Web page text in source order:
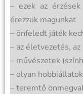
– ezek az
érezzük magunkat
– önfeledt játék
– az életvezetés,
– művészetek
– olyan
– teremtő